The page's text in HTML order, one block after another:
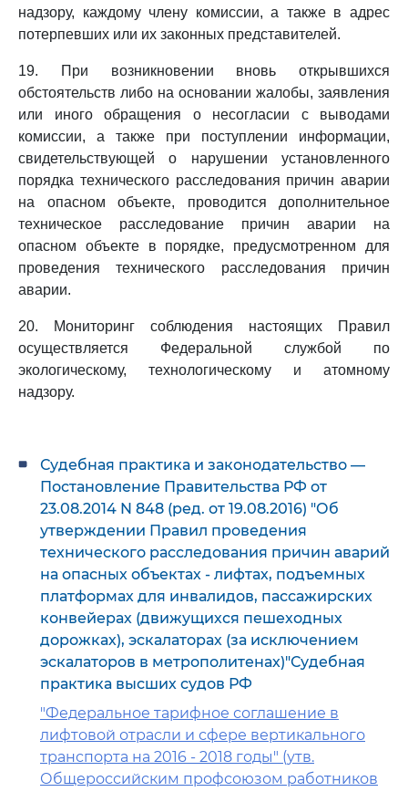
надзору, каждому члену комиссии, а также в адрес
потерпевших или их законных представителей.
19. При возникновении вновь открывшихся
обстоятельств либо на основании жалобы, заявления
или иного обращения о несогласии с выводами
комиссии, а также при поступлении информации,
свидетельствующей о нарушении установленного
порядка технического расследования причин аварии
на опасном объекте, проводится дополнительное
техническое расследование причин аварии на
опасном объекте в порядке, предусмотренном для
проведения технического расследования причин
аварии.
20. Мониторинг соблюдения настоящих Правил
осуществляется Федеральной службой по
экологическому, технологическому и атомному
надзору.
Судебная практика и законодательство —
Постановление Правительства РФ от
23.08.2014 N 848 (ред. от 19.08.2016) "Об
утверждении Правил проведения
технического расследования причин аварий
на опасных объектах - лифтах, подъемных
платформах для инвалидов, пассажирских
конвейерах (движущихся пешеходных
дорожках), эскалаторах (за исключением
эскалаторов в метрополитенах)"Судебная
практика высших судов РФ
"Федеральное тарифное соглашение в
лифтовой отрасли и сфере вертикального
транспорта на 2016 - 2018 годы" (утв.
Общероссийским профсоюзом работников